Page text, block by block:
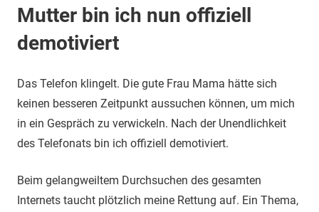
Mutter bin ich nun offiziell
demotiviert
Das Telefon klingelt. Die gute Frau Mama hätte sich
keinen besseren Zeitpunkt aussuchen können, um mich
in ein Gespräch zu verwickeln. Nach der Unendlichkeit
des Telefonats bin ich offiziell demotiviert.
Beim gelangweiltem Durchsuchen des gesamten
Internets taucht plötzlich meine Rettung auf. Ein Thema,